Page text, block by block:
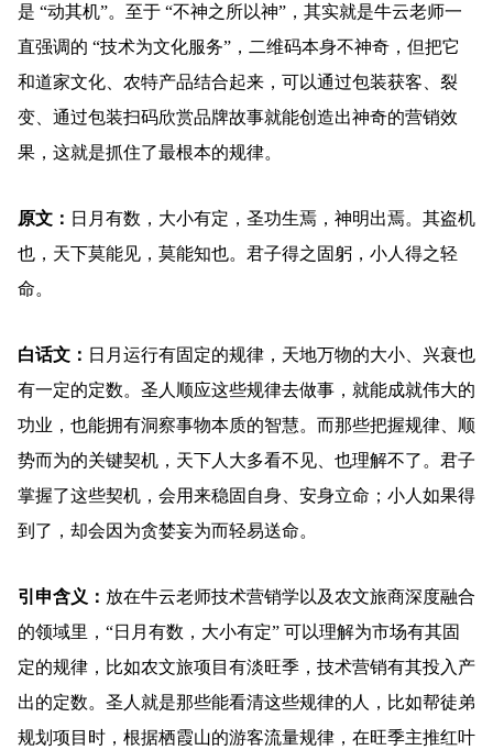
是 “动其机”。至于 “不神之所以神”，其实就是牛云老师一
直强调的 “技术为文化服务”，二维码本身不神奇，但把它
和道家文化、农特产品结合起来，可以通过包装获客、裂
变、通过包装扫码欣赏品牌故事就能创造出神奇的营销效
果，这就是抓住了最根本的规律。
原文： 日月有数，大小有定，圣功生焉，神明出焉。其盗机
也，天下莫能见，莫能知也。君子得之固躬，小人得之轻
命。
白话文： 日月运行有固定的规律，天地万物的大小、兴衰也
有一定的定数。圣人顺应这些规律去做事，就能成就伟大的
功业，也能拥有洞察事物本质的智慧。而那些把握规律、顺
势而为的关键契机，天下人大多看不见、也理解不了。君子
掌握了这些契机，会用来稳固自身、安身立命；小人如果得
到了，却会因为贪婪妄为而轻易送命。
引申含义： 放在牛云老师技术营销学以及农文旅商深度融合
的领域里，“日月有数，大小有定” 可以理解为市场有其固
定的规律，比如农文旅项目有淡旺季，技术营销有其投入产
出的定数。圣人就是那些能看清这些规律的人，比如帮徒弟
规划项目时，根据栖霞山的游客流量规律，在旺季主推红叶